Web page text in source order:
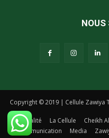
NOUS
Copyright © 2019 | Cellule Zawiya
Actualité La Cellule Cheikh
Communication
Media